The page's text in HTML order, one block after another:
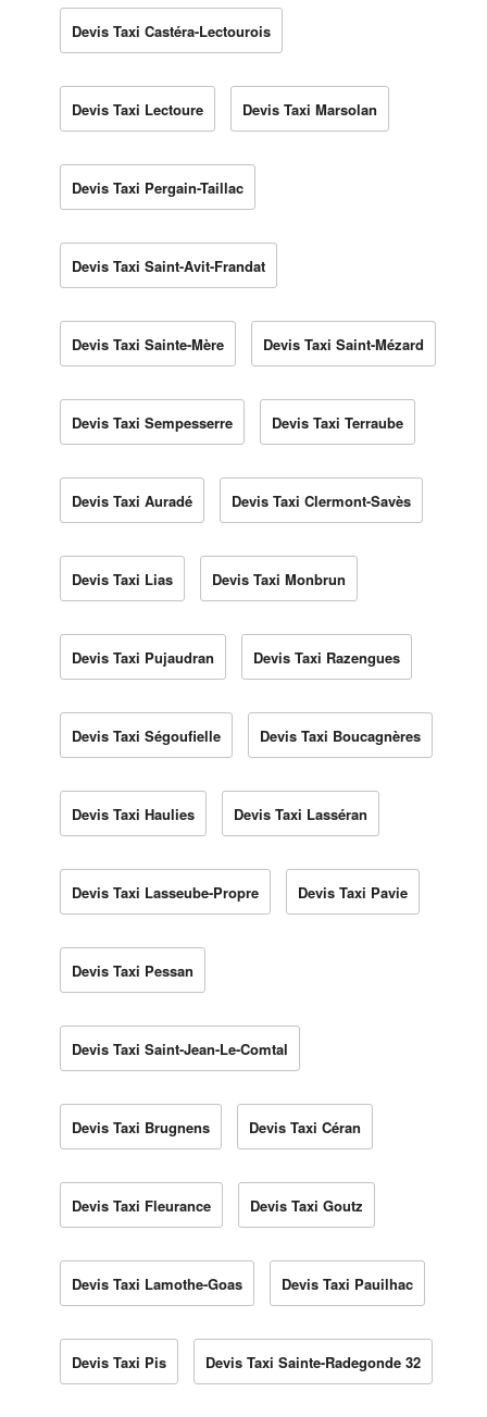
Devis Taxi Castéra-Lectourois
Devis Taxi Lectoure Devis Taxi Marsolan
Devis Taxi Pergain-Taillac
Devis Taxi Saint-Avit-Frandat
Devis Taxi Sainte-Mère Devis Taxi Saint-Mézard
Devis Taxi Sempesserre Devis Taxi Terraube
Devis Taxi Auradé Devis Taxi Clermont-Savès
Devis Taxi Lias Devis Taxi Monbrun
Devis Taxi Pujaudran Devis Taxi Razengues
Devis Taxi Ségoufielle Devis Taxi Boucagnères
Devis Taxi Haulies Devis Taxi Lasséran
Devis Taxi Lasseube-Propre Devis Taxi Pavie
Devis Taxi Pessan
Devis Taxi Saint-Jean-Le-Comtal
Devis Taxi Brugnens Devis Taxi Céran
Devis Taxi Fleurance Devis Taxi Goutz
Devis Taxi Lamothe-Goas Devis Taxi Pauilhac
Devis Taxi Pis Devis Taxi Sainte-Radegonde 32